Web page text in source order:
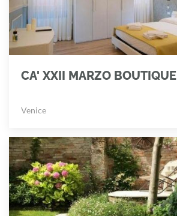
CA' XXII MARZO BOUTIQUE
Venice